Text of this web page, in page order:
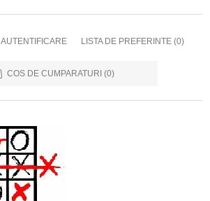
AUTENTIFICARE LISTA DE PREFERINTE (0)
COS DE CUMPARATURI (0)